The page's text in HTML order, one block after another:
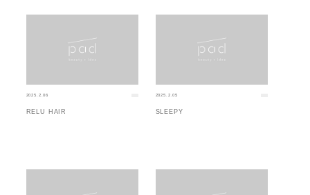
2025.2.06
RELU HAIR
2025.2.05
SLEEPY